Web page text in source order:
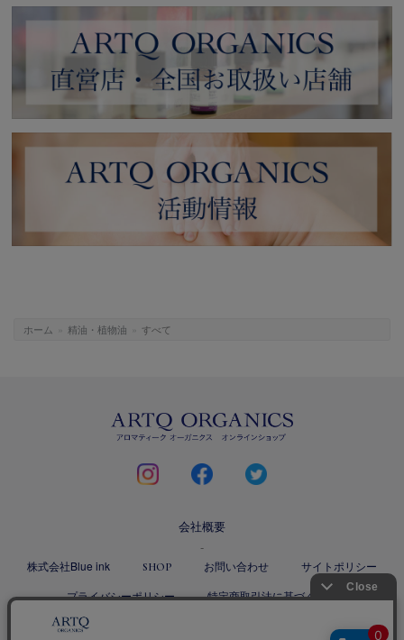
ホーム 精油・植物油 すべて
ARTQ
ORGANICS
会社概要
株式会社Blue ink SHOP お問い合わせ
サイトポリシー
プライバシーポリシー
特定商取引法に基づく表記